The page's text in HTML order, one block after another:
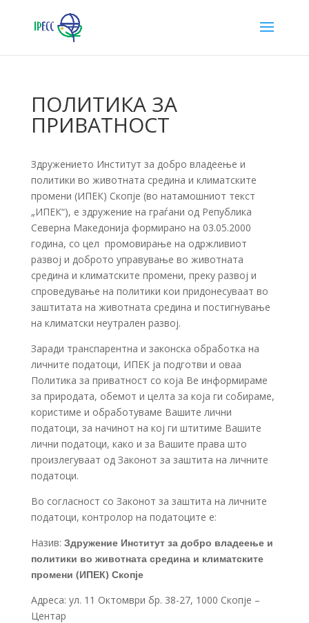
ПОЛИТИКА ЗА
ПРИВАТНОСТ
Здружението Институт за добро владеење и
политики во животната средина и климатските
промени (ИПЕК) Скопје (во натамошниот текст
„ИПЕК“), е здружение на граѓани од Република
Северна Македонија формирано на 03.05.2000
година, со цел промовирање на одржливиот
развој и доброто управување во животната
средина и климатските промени, преку развој и
спроведување на политики кои придонесуваат во
заштитата на животната средина и постигнување
на климатски неутрален развој.
Заради транспарентна и законска обработка на
личните податоци, ИПЕК ја подготви и оваа
Политика за приватност со која Ве информираме
за природата, обемот и целта за која ги собираме,
користиме и обработуваме Вашите лични
податоци, за начинот на кој ги штитиме Вашите
лични податоци, како и за Вашите права што
произлегуваат од Законот за заштита на личните
податоци.
Во согласност со Законот за заштита на личните
податоци, контролор на податоците е:
Назив: Здружение Институт за добро владеење и
политики во животната средина и климатските
промени (ИПЕК) Скопје
Адреса: ул. 11 Октомври бр. 38-27, 1000 Скопје –
Центар